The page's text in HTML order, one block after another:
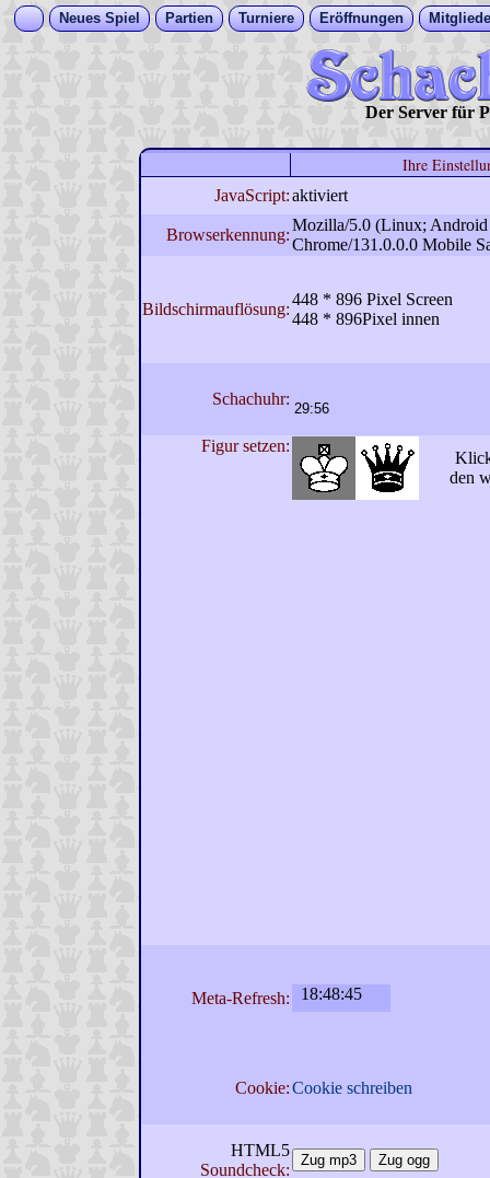
Neues Spiel Partien Turniere Eröffnungen
Der Server für
Ihre
JavaScript:aktiviert
Browserkennung:
Mozilla/5.0 (Linux;
Chrome/131.0.0.0 Mobile
Bildschirmauflösung:
448 * 896 Pixel Screen
448 * 896Pixel innen
Schachuhr:
Figur setzen:
den
Meta-Refresh:
Cookie:Cookie schreiben
HTML5
Soundcheck:
Zug mp3 Zug ogg